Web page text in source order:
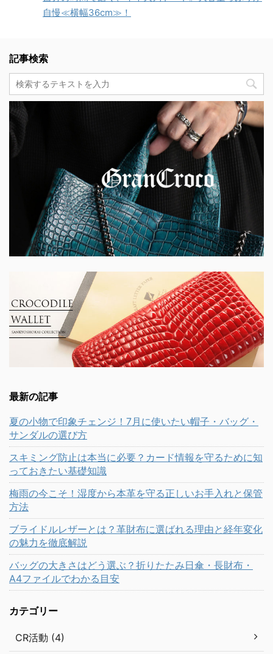
自慢≪横幅36cm≫！
記事検索
最新の記事
夏の小物で印象チェンジ！7月に使いたい帽子・バッグ・
サンダルの選び方
スキミング防止は本当に必要？カード情報を守るために知
っておきたい基礎知識
梅雨の今こそ！湿度から本革を守る正しいお手入れと保管
方法
ブライドルレザーとは？革財布に選ばれる理由と経年変化
の魅力を徹底解説
バッグの大きさはどう選ぶ？折りたたみ日傘・長財布・
A4ファイルでわかる目安
カテゴリー
CR活動 (4)